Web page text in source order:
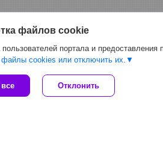
файлов cookie
портала и предоставления
cookies или отключить их.
Отклонить